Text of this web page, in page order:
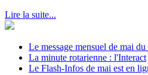
Lire la suite...
Le message mensuel de mai
La minute rotarienne : l'Interact
Le Flash-Infos de mai est en